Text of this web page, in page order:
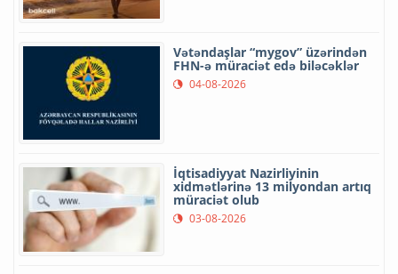
Vətəndaşlar “mygov” üzərindən
FHN-ə müraciət edə biləcəklər
04-08-2026
İqtisadiyyat Nazirliyinin
xidmətlərinə 13 milyondan artıq
müraciət olub
03-08-2026